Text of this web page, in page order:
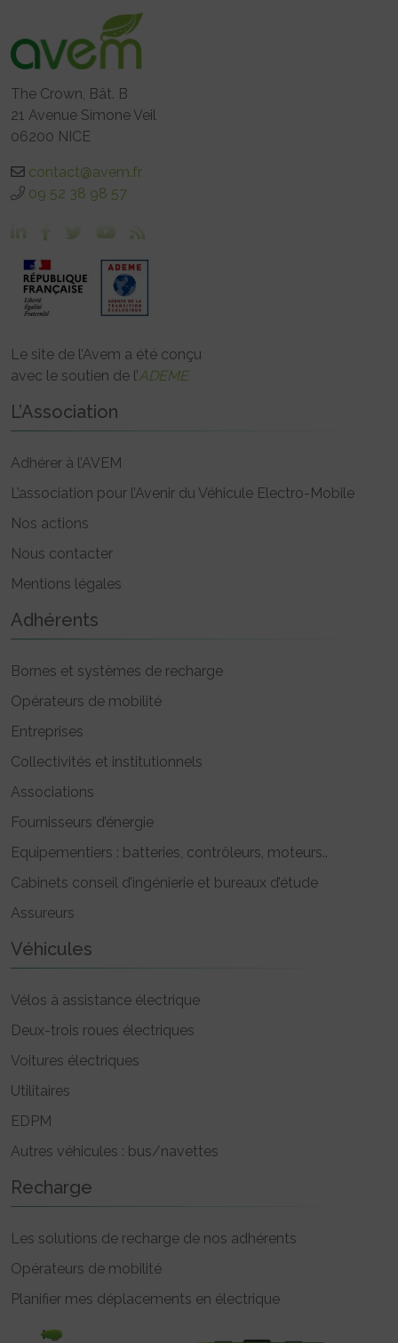
The Crown, Bât. B
21 Avenue Simone Veil
06200 NICE
contact@avem.fr
09 52 38 98 57
Le site de l’Avem a été conçu
avec le soutien de l’ADEME
L’Association
Adhérer à l’AVEM
L’association pour l’Avenir du Véhicule Electro-Mobile
Nos actions
Nous contacter
Mentions légales
Adhérents
Bornes et systèmes de recharge
Opérateurs de mobilité
Entreprises
Collectivités et institutionnels
Associations
Fournisseurs d’énergie
Equipementiers : batteries, contrôleurs, moteurs..
Cabinets conseil d’ingénierie et bureaux d’étude
Assureurs
Véhicules
Vélos à assistance électrique
Deux-trois roues électriques
Voitures électriques
Utilitaires
EDPM
Autres véhicules : bus/navettes
Recharge
Les solutions de recharge de nos adhérents
Opérateurs de mobilité
Planifier mes déplacements en électrique